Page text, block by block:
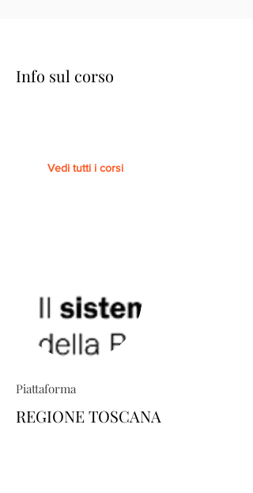
Info sul corso
Vedi tutti i corsi
Piattaforma
REGIONE TOSCANA